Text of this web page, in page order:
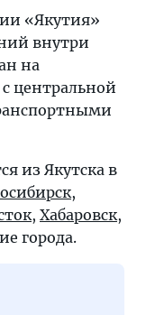
«Якутия»
внутри
на
центральной
из Якутска в
,
, Хабаровск,
города.